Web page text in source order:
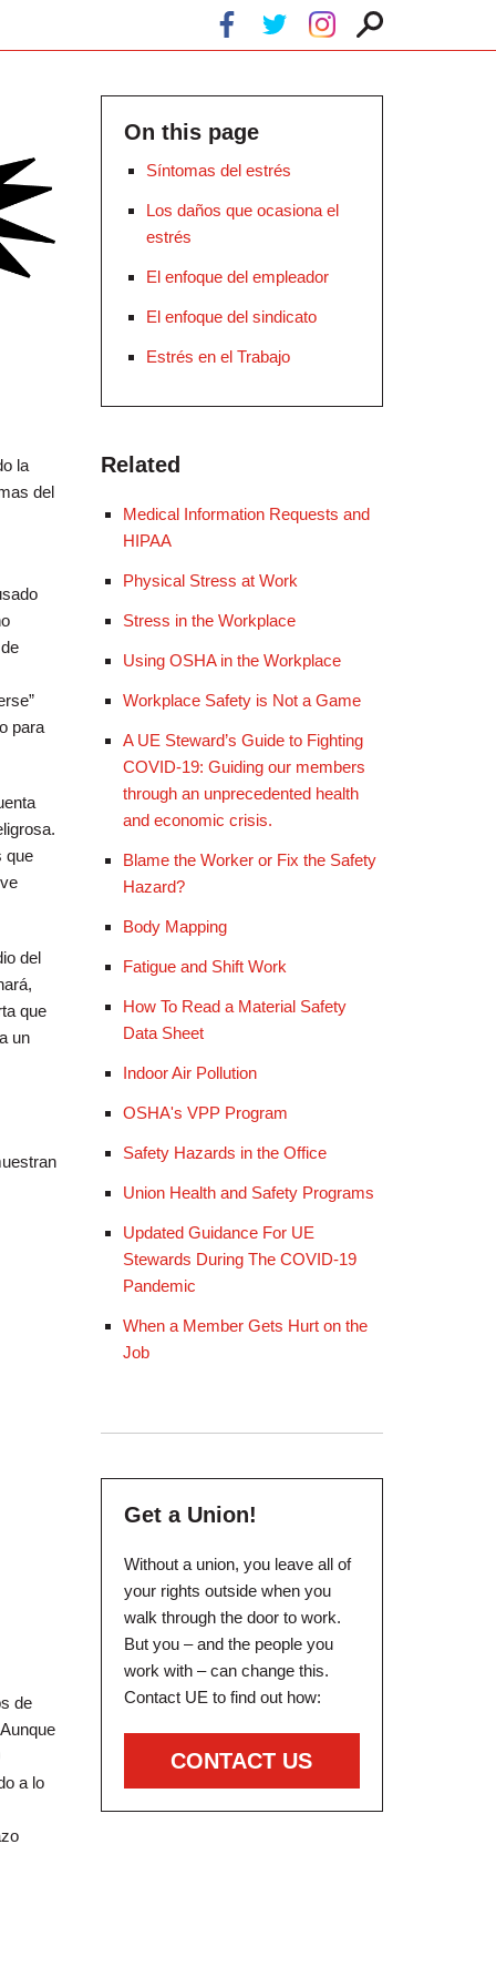
la
del
para
que
del
que
un
de
a lo
On this page
Síntomas del estrés
Los daños que ocasiona el
estrés
El enfoque del empleador
El enfoque del sindicato
Estrés en el Trabajo
Related
Medical Information Requests and
HIPAA
Physical Stress at Work
Stress in the Workplace
Using OSHA in the Workplace
Workplace Safety is Not a Game
A UE Steward’s Guide to Fighting
COVID-19: Guiding our members
through an unprecedented health
and economic crisis.
Blame the Worker or Fix the Safety
Hazard?
Body Mapping
Fatigue and Shift Work
How To Read a Material Safety
Data Sheet
Indoor Air Pollution
OSHA's VPP Program
Safety Hazards in the Office
Union Health and Safety Programs
Updated Guidance For UE
Stewards During The COVID-19
Pandemic
When a Member Gets Hurt on the
Job
Get a Union!
Without a union, you leave all of
your rights outside when you
walk through the door to work.
But you – and the people you
work with – can change this.
Contact UE to find out how:
CONTACT US